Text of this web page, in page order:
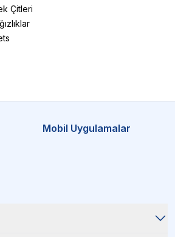
Çitleri
Mobil Uygulamalar